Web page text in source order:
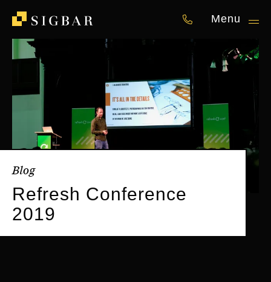
Menu
Blog
Refresh Conference
2019